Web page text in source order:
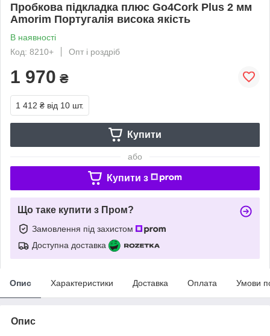
Пробкова підкладка плюс Go4Cork Plus 2 мм
Amorim Португалія висока якість
В наявності
Код: 8210+
Опт і роздріб
1 970 ₴
1 412 ₴ від 10 шт.
Купити
або
Купити з
Що таке купити з Пром?
Замовлення під захистом
Доступна доставка
Опис Характеристики Доставка Оплата Умови
Опис